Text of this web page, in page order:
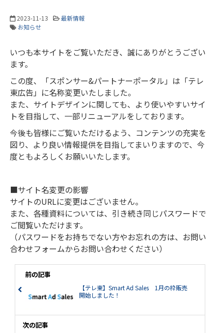
2023-11-13
最新情報
お知らせ
いつも本サイトをご覧いただき、誠にありがとうござい
ます。
この度、「スポンサー&パートナーポータル」は「テレ
東広告」に名称変更いたしました。
また、サイトデザインに関しても、より使いやすいサイ
トを目指して、一部リニューアルをしております。
今後も皆様にご覧いただけるよう、コンテンツの充実を
図り、より良い情報提供を目指してまいりますので、今
度ともよろしくお願いいたします。
■サイト名変更の影響
サイトのURLに変更はございません。
また、各種資料については、引き続き同じパスワードで
ご閲覧いただけます。
（パスワードをお持ちでない方やお忘れの方は、お問い
合わせフォームからお問い合わせください）
前の記事
【テレ東】Smart Ad Sales 1月の枠販売
開始しました！
次の記事